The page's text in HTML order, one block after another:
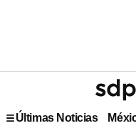
Últimas Noticias